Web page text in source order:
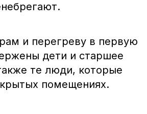
и перегреву в первую
дети и старшее
те люди, которые
помещениях.